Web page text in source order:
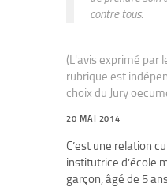
contre tous.
(L'avis exprimé par
rubrique est
choix du Jury
20 MAI 2014
C’est une relation
institutrice d’école
garçon, âgé de 5